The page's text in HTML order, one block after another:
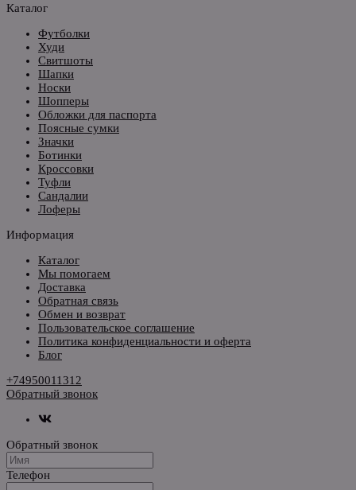
Каталог
Футболки
Худи
Свитшоты
Шапки
Носки
Шопперы
Обложки для паспорта
Поясные сумки
Значки
Ботинки
Кроссовки
Туфли
Сандалии
Лоферы
Информация
Каталог
Мы помогаем
Доставка
Обратная связь
Обмен и возврат
Пользовательское соглашение
Политика конфиденциальности и оферта
Блог
+74950011312
Обратный звонок
Обратный звонок
Телефон